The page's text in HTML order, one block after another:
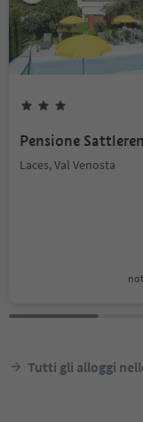
Pensione
Laces, Val Venosta
Tutti gli alloggi